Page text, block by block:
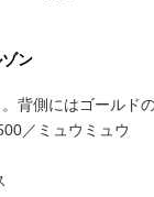
ン
背側にはゴールド
／ミュウミュウ